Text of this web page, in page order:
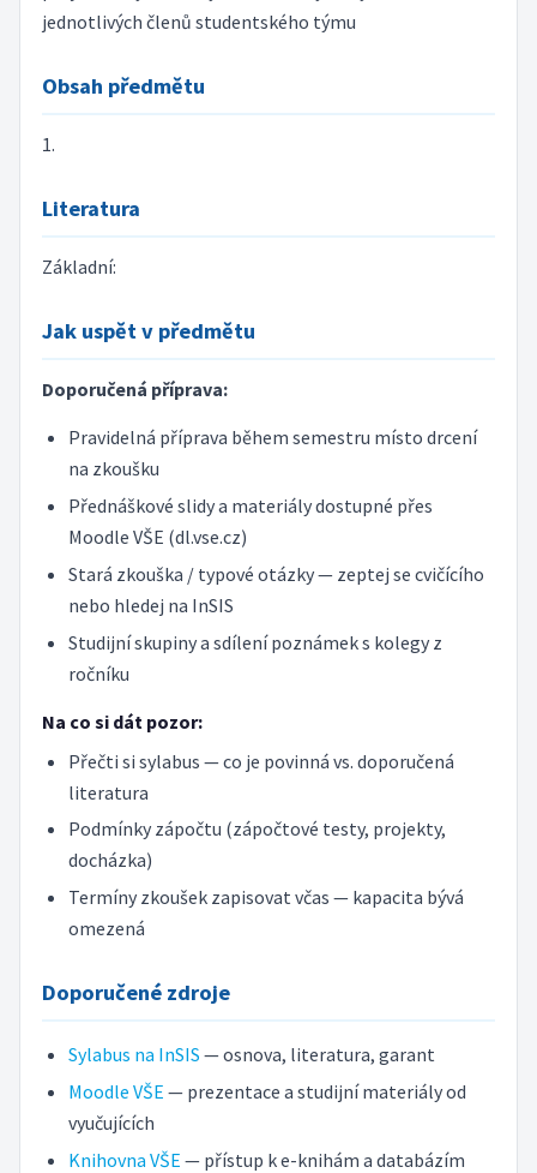
jednotlivých členů studentského týmu
Obsah předmětu
1.
Literatura
Základní:
Jak uspět v předmětu
Doporučená příprava:
Pravidelná příprava během semestru místo drcení
na zkoušku
Přednáškové slidy a materiály dostupné přes
Moodle VŠE (dl.vse.cz)
Stará zkouška / typové otázky — zeptej se cvičícího
nebo hledej na InSIS
Studijní skupiny a sdílení poznámek s kolegy z
ročníku
Na co si dát pozor:
Přečti si sylabus — co je povinná vs. doporučená
literatura
Podmínky zápočtu (zápočtové testy, projekty,
docházka)
Termíny zkoušek zapisovat včas — kapacita bývá
omezená
Doporučené zdroje
Sylabus na InSIS — osnova, literatura, garant
Moodle VŠE — prezentace a studijní materiály od
vyučujících
Knihovna VŠE — přístup k e-knihám a databázím